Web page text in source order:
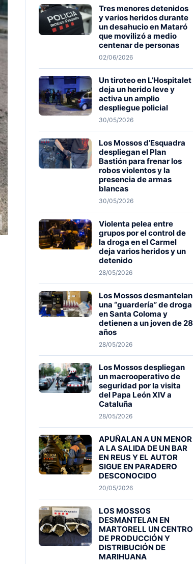
Tres menores detenidos
y varios heridos durante
un desahucio en Mataró
que movilizó a medio
centenar de personas
02/06/2026
Un tiroteo en L’Hospitalet
deja un herido leve y
activa un amplio
despliegue policial
30/05/2026
Los Mossos d’Esquadra
despliegan el Plan
Bastión para frenar los
robos violentos y la
presencia de armas
blancas
30/05/2026
Violenta pelea entre
grupos por el control de
la droga en el Carmel
deja varios heridos y un
detenido
28/05/2026
Los Mossos desmantelan
una “guardería” de droga
en Santa Coloma y
detienen a un joven de 28
años
28/05/2026
Los Mossos despliegan
un macrooperativo de
seguridad por la visita
del Papa León XIV a
Cataluña
28/05/2026
APUÑALAN A UN MENOR
A LA SALIDA DE UN BAR
EN REUS Y EL AUTOR
SIGUE EN PARADERO
DESCONOCIDO
20/05/2026
LOS MOSSOS
DESMANTELAN EN
MARTORELL UN CENTRO
DE PRODUCCIÓN Y
DISTRIBUCIÓN DE
MARIHUANA